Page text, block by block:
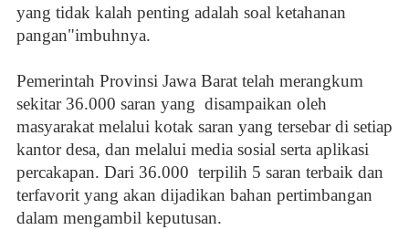
yang tidak kalah penting adalah soal ketahanan
pangan"imbuhnya.
Pemerintah Provinsi Jawa Barat telah merangkum
sekitar 36.000 saran yang disampaikan oleh
masyarakat melalui kotak saran yang tersebar di setiap
kantor desa, dan melalui media sosial serta aplikasi
percakapan. Dari 36.000 terpilih 5 saran terbaik dan
terfavorit yang akan dijadikan bahan pertimbangan
dalam mengambil keputusan.